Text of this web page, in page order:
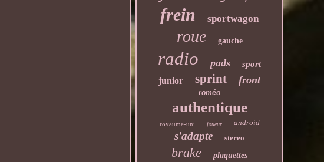
frein sportwagon
roue gauche
radio pads sport
junior sprint front
roméo
authentique
royaume-uni joueur android
s'adapte stereo
brake plaquettes